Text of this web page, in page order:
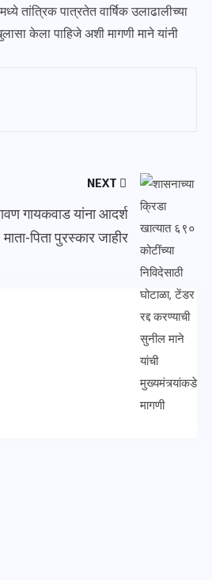
तांत्रिक पात्रतेत वार्षिक उलाढालीच्या
केला पाहिजे अशी मागणी माने यांनी
NEXT
गायकवाड यांना आदर्श
माता-पिता पुरस्कार जाहीर